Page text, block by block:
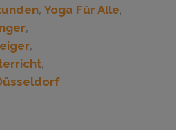
, Yoga Für Alle,
,
,
,